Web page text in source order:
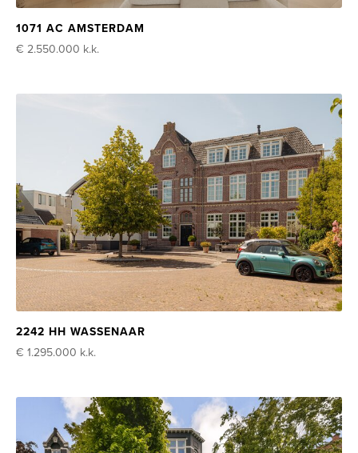
1071 AC AMSTERDAM
€ 2.550.000 k.k.
2242 HH WASSENAAR
€ 1.295.000 k.k.